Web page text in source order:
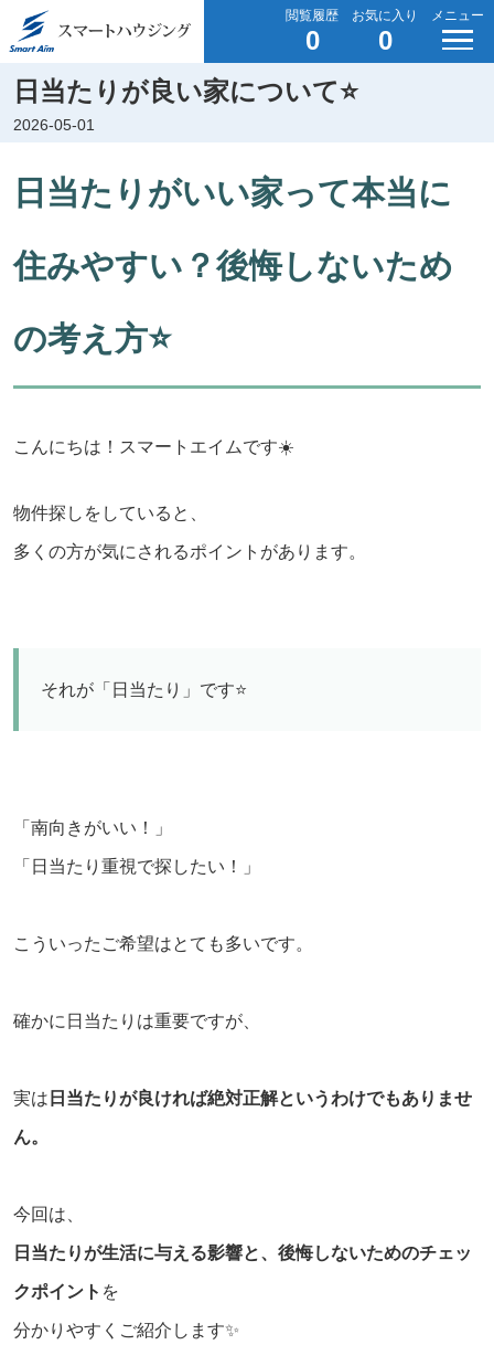
閲覧履歴
0
お気に入り
0
メニュー
日当たりが良い家について⭐️
2026-05-01
日当たりがいい家って本当に
住みやすい？後悔しないため
の考え方⭐️
こんにちは！スマートエイムです☀️
物件探しをしていると、
多くの方が気にされるポイントがあります。
それが「日当たり」です⭐️
「南向きがいい！」
「日当たり重視で探したい！」
こういったご希望はとても多いです。
確かに日当たりは重要ですが、
実は 日当たりが良ければ絶対正解というわけでもありませ
ん。
今回は、
日当たりが生活に与える影響と、後悔しないためのチェッ
クポイント を
分かりやすくご紹介します✨